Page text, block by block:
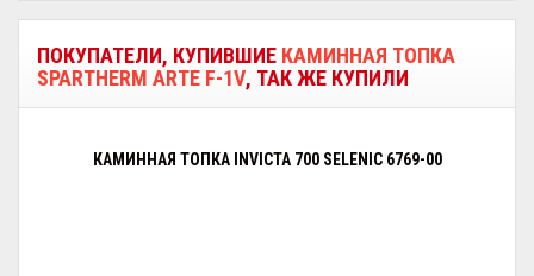
ПОКУПАТЕЛИ, КУПИВШИЕ КАМИННАЯ ТОПКА
SPARTHERM ARTE F-1V, ТАК ЖЕ КУПИЛИ
КАМИННАЯ ТОПКА INVICTA 700 SELENIC 6769-00